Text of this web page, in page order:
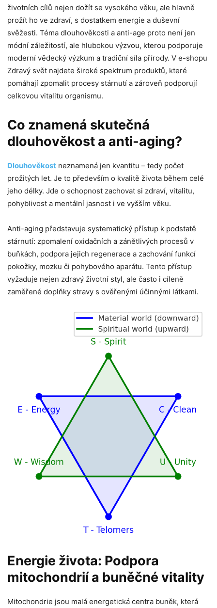
životních cílů nejen dožít se vysokého věku, ale hlavně
prožít ho ve zdraví, s dostatkem energie a duševní
svěžesti. Téma dlouhověkosti a anti-age proto není jen
módní záležitostí, ale hlubokou výzvou, kterou podporuje
moderní vědecký výzkum a tradiční síla přírody. V e-shopu
Zdravý svět najdete široké spektrum produktů, které
pomáhají zpomalit procesy stárnutí a zároveň podporují
celkovou vitalitu organismu.
Co znamená skutečná
dlouhověkost a anti-aging?
Dlouhověkost neznamená jen kvantitu – tedy počet
prožitých let. Je to především o kvalitě života během celé
jeho délky. Jde o schopnost zachovat si zdraví, vitalitu,
pohyblivost a mentální jasnost i ve vyšším věku.
Anti-aging představuje systematický přístup k podstatě
stárnutí: zpomalení oxidačních a zánětlivých procesů v
buňkách, podpora jejich regenerace a zachování funkcí
pokožky, mozku či pohybového aparátu. Tento přístup
vyžaduje nejen zdravý životní styl, ale často i cíleně
zaměřené doplňky stravy s ověřenými účinnými látkami.
Energie života: Podpora
mitochondrií a buněčné vitality
Mitochondrie jsou malá energetická centra buněk, která